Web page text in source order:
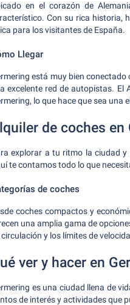
en el corazón de
Con su rica historia,
para los visitantes de España.
Llegar
está muy bien
excelente red de autopistas. El
lo que hace que sea una
de coches en
explorar a tu ritmo la ciudad y
te contamos todo lo que
de coches
coches compactos y
una amplia gama de
circulación y los límites de
ver y hacer en
es una ciudad llena de
de interés y actividades que